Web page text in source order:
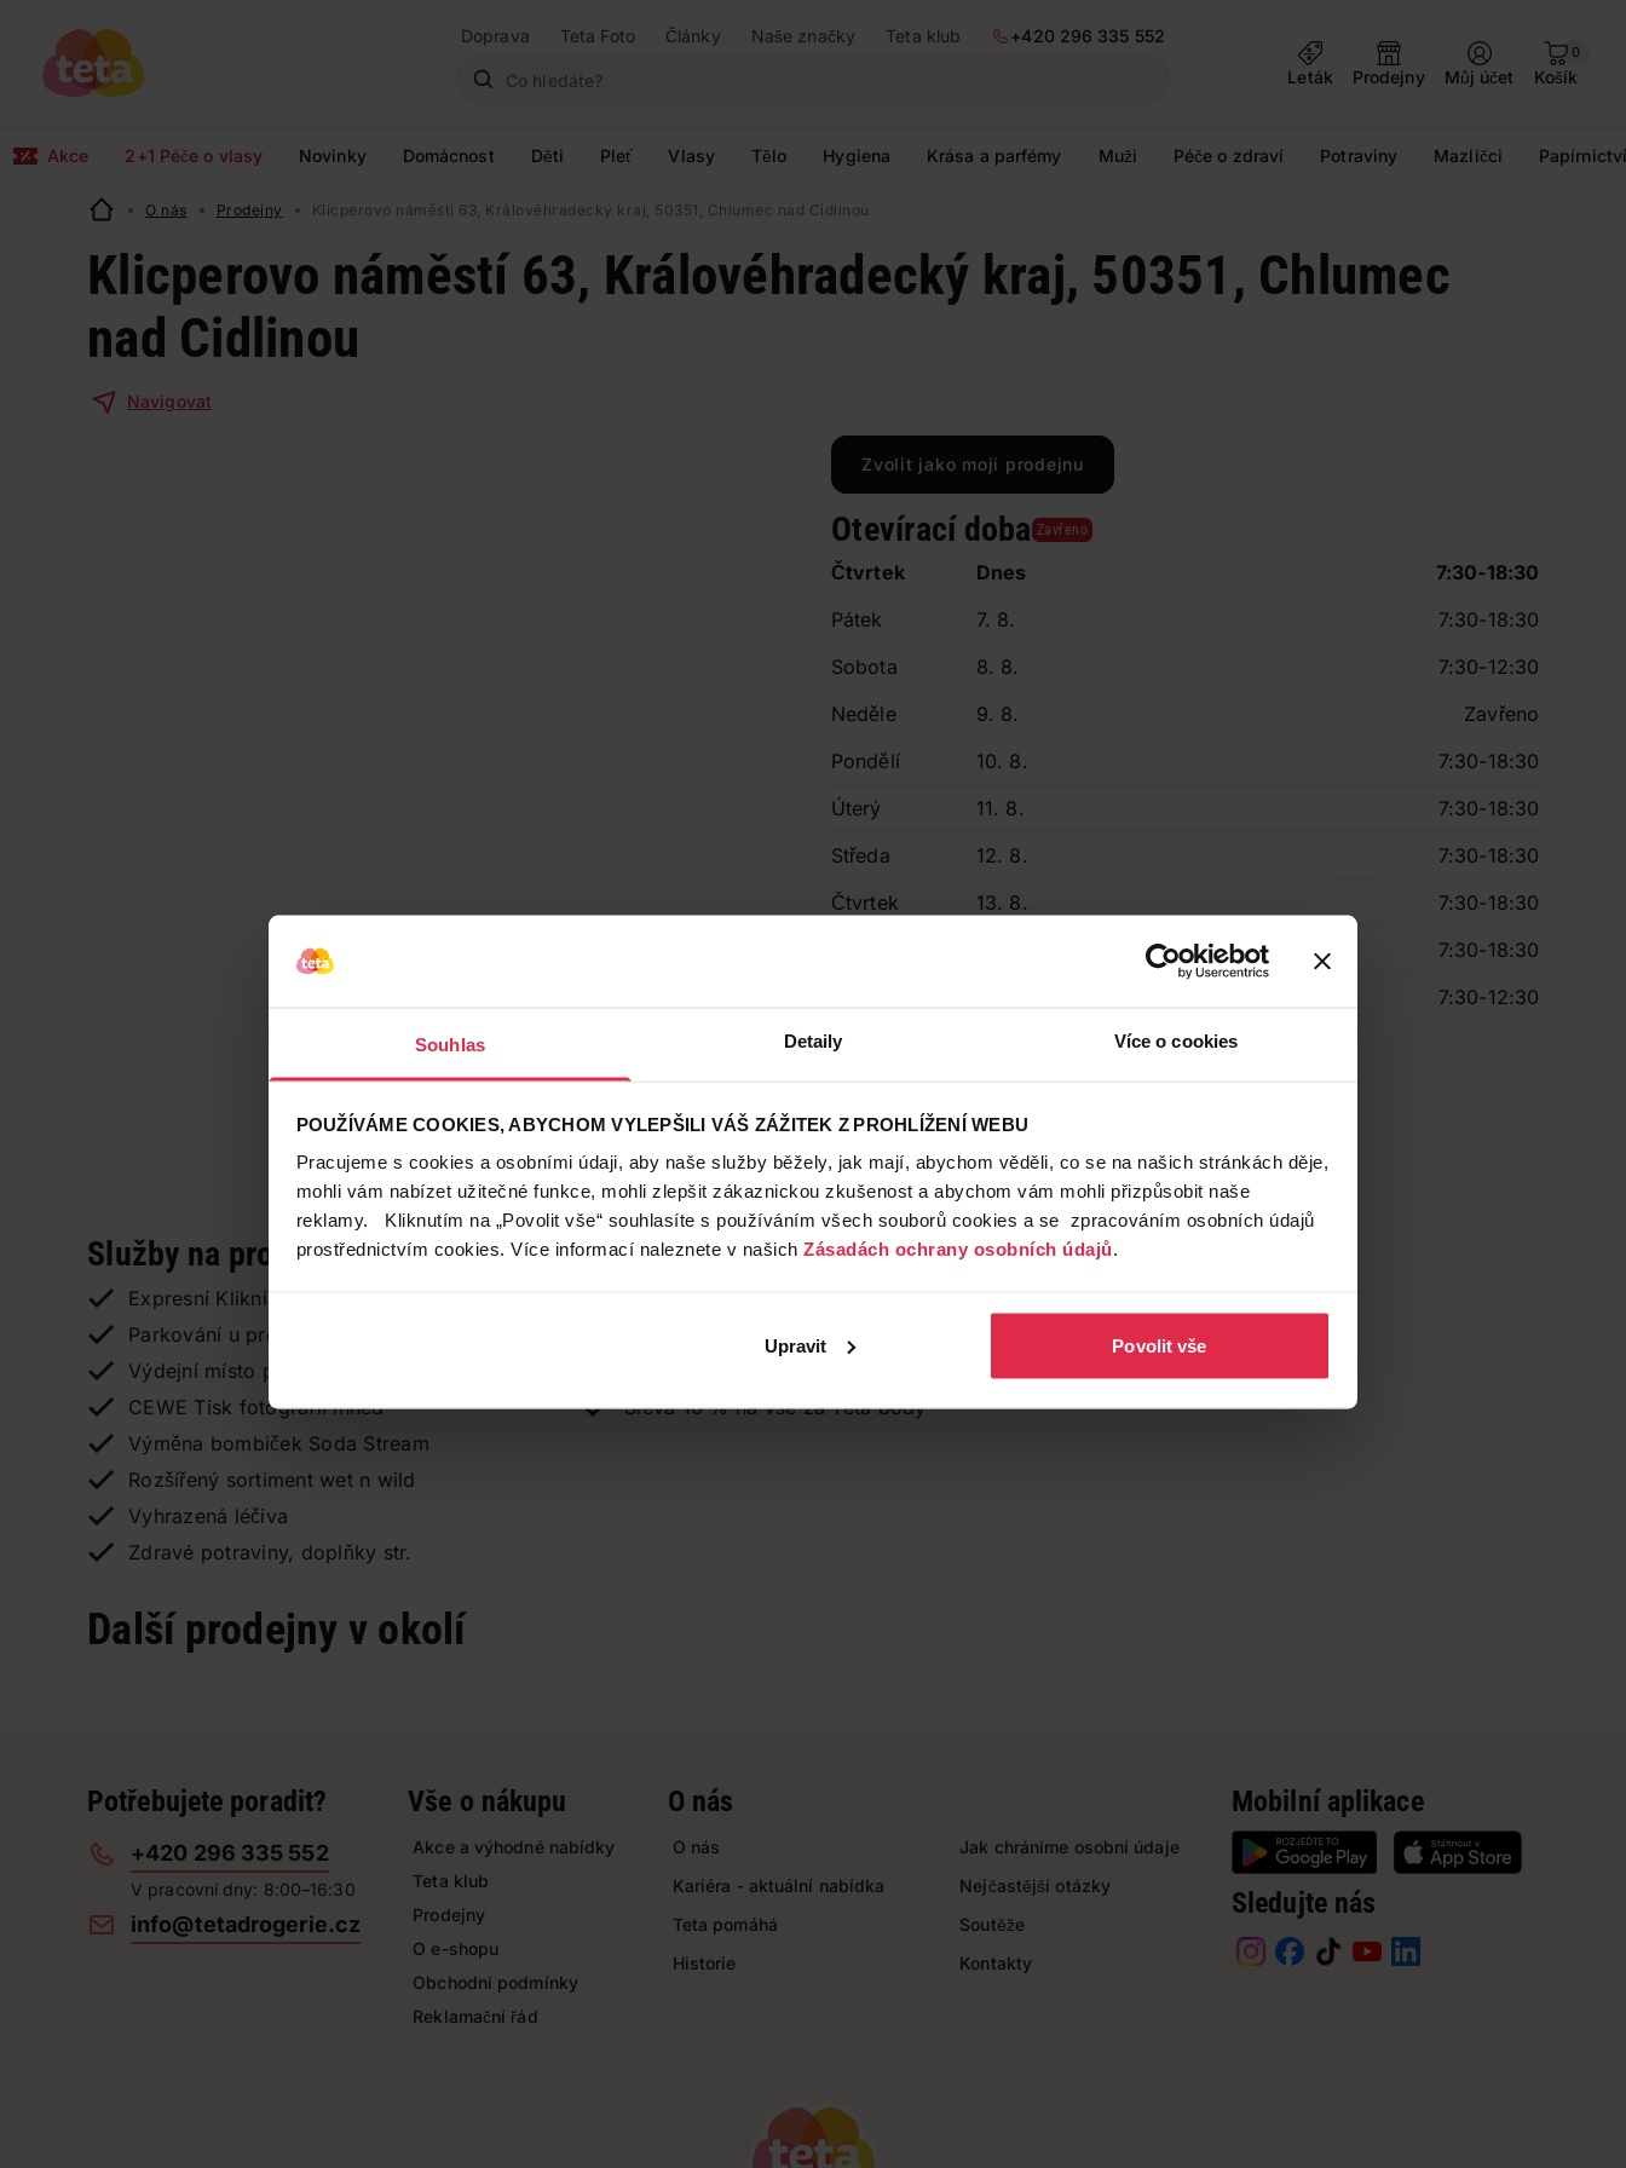
Souhlas Detaily Více o cookies
POUŽÍVÁME COOKIES, ABYCHOM VYLEPŠILI VÁŠ ZÁŽITEK Z PROHLÍŽENÍ WEBU
Pracujeme s cookies a osobními údaji, aby naše služby běžely, jak mají, abychom věděli, co se na našich stránkách děje,
mohli vám nabízet užitečné funkce, mohli zlepšit zákaznickou zkušenost a abychom vám mohli přizpůsobit naše
reklamy. Kliknutím na „Povolit vše“ souhlasíte s používáním všech souborů cookies a se zpracováním osobních údajů
prostřednictvím cookies. Více informací naleznete v našich Zásadách ochrany osobních údajů.
Upravit Povolit vše
Doprava Teta Foto Články Naše značky Teta klub
+420 296 335 552
Leták
Prodejny Můj účet
0
Košík
Akce 2+1 Péče o vlasy Novinky Domácnost Děti Pleť Vlasy Tělo Hygiena Krása a parfémy Muži Péče o zdraví Potraviny Mazlíčci
O nás Prodejny Klicperovo náměstí 63, Královéhradecký kraj, 50351, Chlumec nad Cidlinou
Klicperovo náměstí 63, Královéhradecký kraj, 50351, Chlumec
nad Cidlinou
Navigovat
Zvolit jako moji prodejnu
Otevírací doba Zavřeno
Čtvrtek Dnes
7:30-18:30
Pátek
7. 8.
7:30-18:30
Sobota
8. 8.
7:30-12:30
Neděle
9. 8.
Zavřeno
Pondělí
10. 8.
7:30-18:30
Úterý
11. 8.
7:30-18:30
Středa
12. 8.
7:30-18:30
Čtvrtek
13. 8.
7:30-18:30
7:30-18:30
7:30-12:30
Prodávající
Kontakty
734 176 278 2278@drogerieteta.cz
Služby na prodejně
Expresní Klikni a vyzvedni
Parkování u prodejny
Výdejní místo pro TETA E-shop
CEWE Tisk fotografií ihned
Výměna bombiček Soda Stream
Rozšířený sortiment wet n wild
Vyhrazená léčiva
Zdravé potraviny, doplňky str.
Ostatní
Sleva 10 % na vše za Teta body
Další prodejny v okolí
Potřebujete poradit?
+420 296 335 552
V pracovní dny: 8:00–16:30
info@tetadrogerie.cz
Vše o nákupu
Akce a výhodné nabídky
Teta klub
Prodejny
O e-shopu
Obchodní podmínky
Reklamační řád
O nás
O nás
Kariéra - aktuální nabídka
Teta pomáhá
Historie
Jak chráníme osobní údaje
Nejčastější otázky
Soutěže
Kontakty
Mobilní aplikace
Sledujte nás